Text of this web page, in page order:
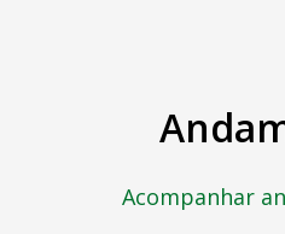
Acompanhar